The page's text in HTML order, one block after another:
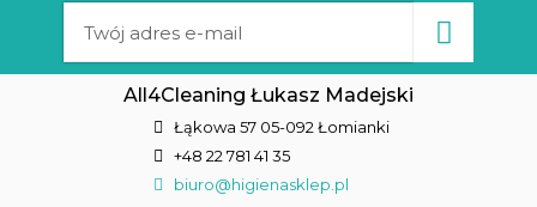
All4Cleaning Łukasz Madejski
Łąkowa 57 05-092 Łomianki
+48 22 781 41 35
biuro@higienasklep.pl